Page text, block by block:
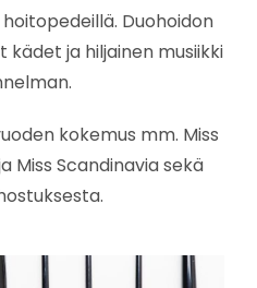
Duohoidon
ja hiljainen musiikki
kokemus mm. Miss
Miss Scandinavia sekä